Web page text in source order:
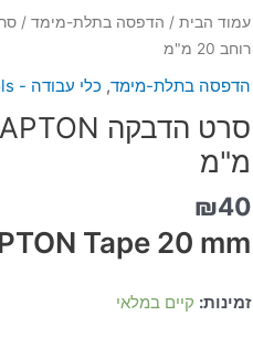
עמוד הבית/ הדפסה בתלת-מימד
רוחב 20 מ"מ
הדפסה בתלת-מימד, כלי עבודה - Tools
מ"מ
₪40
Tape 20 mm
זמינות: קיים במלאי
כמות
של
KAPTON
רוחב
20
מ"מ